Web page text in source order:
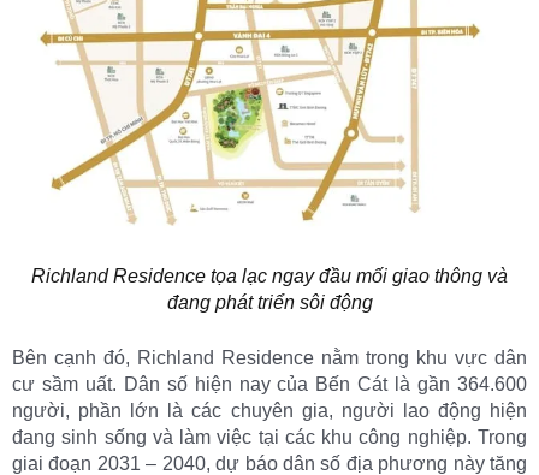
Richland Residence tọa lạc ngay đầu mối giao thông và
đang phát triển sôi động
Bên cạnh đó, Richland Residence nằm trong khu vực dân
cư sầm uất. Dân số hiện nay của Bến Cát là gần 364.600
người, phần lớn là các chuyên gia, người lao động hiện
đang sinh sống và làm việc tại các khu công nghiệp. Trong
giai đoạn 2031 – 2040, dự báo dân số địa phương này tăng